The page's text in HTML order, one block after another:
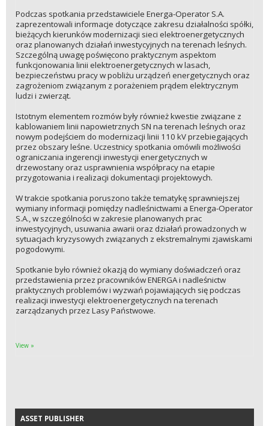
Podczas spotkania przedstawiciele Energa-Operator S.A.
zaprezentowali informacje dotyczące zakresu działalności spółki,
bieżących kierunków modernizacji sieci elektroenergetycznych
oraz planowanych działań inwestycyjnych na terenach leśnych.
Szczególną uwagę poświęcono praktycznym aspektom
funkcjonowania linii elektroenergetycznych w lasach,
bezpieczeństwu pracy w pobliżu urządzeń energetycznych oraz
zagrożeniom związanym z porażeniem prądem elektrycznym
ludzi i zwierząt.
Istotnym elementem rozmów były również kwestie związane z
kablowaniem linii napowietrznych SN na terenach leśnych oraz
nowym podejściem do modernizacji linii 110 kV przebiegających
przez obszary leśne. Uczestnicy spotkania omówili możliwości
ograniczania ingerencji inwestycji energetycznych w
drzewostany oraz usprawnienia współpracy na etapie
przygotowania i realizacji dokumentacji projektowych.
W trakcie spotkania poruszono także tematykę sprawniejszej
wymiany informacji pomiędzy nadleśnictwami a Energa-Operator
S.A., w szczególności w zakresie planowanych prac
inwestycyjnych, usuwania awarii oraz działań prowadzonych w
sytuacjach kryzysowych związanych z ekstremalnymi zjawiskami
pogodowymi.
Spotkanie było również okazją do wymiany doświadczeń oraz
przedstawienia przez pracowników ENERGA i nadleśnictw
praktycznych problemów i wyzwań pojawiających się podczas
realizacji inwestycji elektroenergetycznych na terenach
zarządzanych przez Lasy Państwowe.
View »
ASSET PUBLISHER
ASSET PUBLISHER